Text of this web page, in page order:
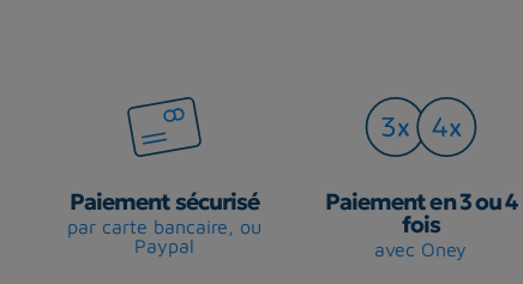
Paiement sécurisé
par carte bancaire, ou
Paypal
Paiement en 3 ou 4
fois
avec Oney